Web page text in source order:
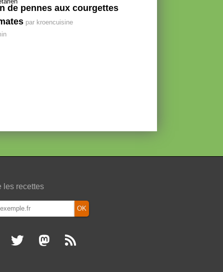
de pennes aux courgettes
par kroencuisine
les recettes
OK